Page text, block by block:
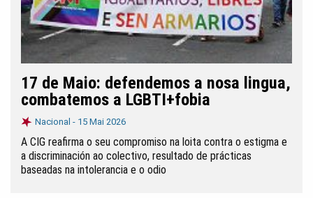
17 de Maio: defendemos a nosa lingua,
combatemos a LGBTI+fobia
Nacional - 15 Mai 2026
A CIG reafirma o seu compromiso na loita contra o estigma e
a discriminación ao colectivo, resultado de prácticas
baseadas na intolerancia e o odio